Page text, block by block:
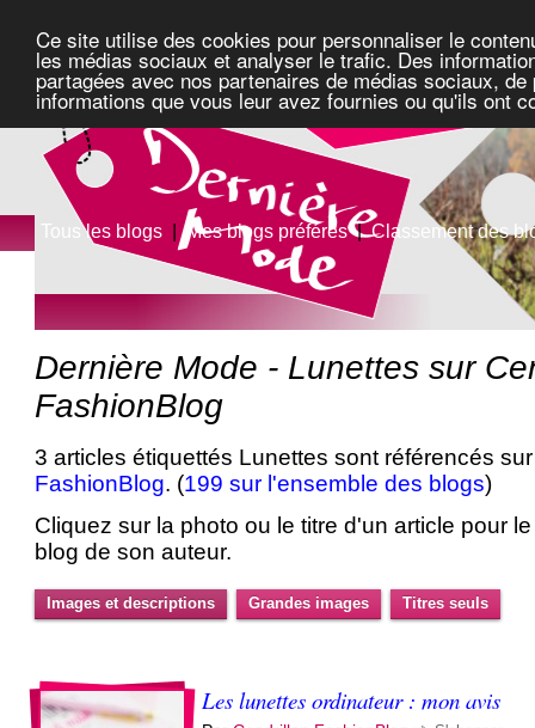
Ce site utilise des cookies pour personnaliser le
les médias sociaux et analyser le trafic. Des
partagées avec nos partenaires de médias sociaux,
informations que vous leur avez fournies ou qu'ils ont
Tous les blogs | Mes blogs préférés|Classement des
Dernière Mode - Lunettes sur
FashionBlog
3 articles étiquettés Lunettes sont référencés
FashionBlog. (199 sur l'ensemble des blogs)
Cliquez sur la photo ou le titre d'un article pour
blog de son auteur.
Images et descriptions Grandes images Titres seuls
Les lunettes ordinateur : mon avis